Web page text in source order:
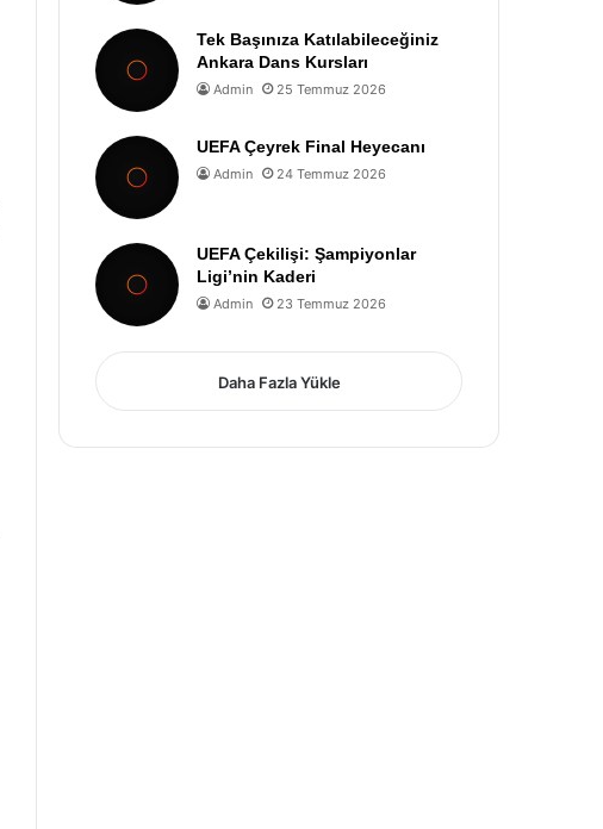
Tek Başınıza Katılabileceğiniz
Ankara Dans Kursları
Admin 25 Temmuz 2026
UEFA Çeyrek Final Heyecanı
Admin 24 Temmuz 2026
UEFA Çekilişi: Şampiyonlar
Ligi’nin Kaderi
Admin 23 Temmuz 2026
Daha Fazla Yükle